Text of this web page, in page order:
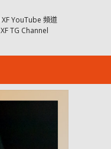
XF YouTube 頻道
XF TG Channel